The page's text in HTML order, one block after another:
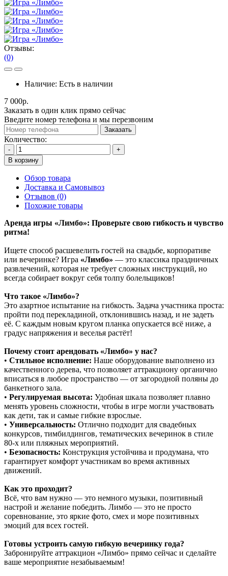
Отзывы:
(0)
Наличие: Есть в наличии
7 000р.
Заказать в один клик прямо сейчас
Введите номер телефона и мы перезвоним
Заказать
Количество:
-
+
В корзину
Обзор товара
Доставка и Самовывоз
Отзывов (0)
Похожие товары
Аренда игры «Лимбо»: Проверьте свою гибкость и чувство
ритма!
Ищете способ расшевелить гостей на свадьбе, корпоративе
или вечеринке? Игра «Лимбо» — это классика праздничных
развлечений, которая не требует сложных инструкций, но
всегда собирает вокруг себя толпу болельщиков!
Что такое «Лимбо»?
Это азартное испытание на гибкость. Задача участника проста:
пройти под перекладиной, отклонившись назад, и не задеть
её. С каждым новым кругом планка опускается всё ниже, а
градус напряжения и веселья растёт!
Почему стоит арендовать «Лимбо» у нас?
• Стильное исполнение: Наше оборудование выполнено из
качественного дерева, что позволяет аттракциону органично
вписаться в любое пространство — от загородной поляны до
банкетного зала.
• Регулируемая высота: Удобная шкала позволяет плавно
менять уровень сложности, чтобы в игре могли участвовать
как дети, так и самые гибкие взрослые.
• Универсальность: Отлично подходит для свадебных
конкурсов, тимбилдингов, тематических вечеринок в стиле
80-х или пляжных мероприятий.
• Безопасность: Конструкция устойчива и продумана, что
гарантирует комфорт участникам во время активных
движений.
Как это проходит?
Всё, что вам нужно — это немного музыки, позитивный
настрой и желание победить. Лимбо — это не просто
соревнование, это яркие фото, смех и море позитивных
эмоций для всех гостей.
Готовы устроить самую гибкую вечеринку года?
Забронируйте аттракцион «Лимбо» прямо сейчас и сделайте
ваше мероприятие незабываемым!